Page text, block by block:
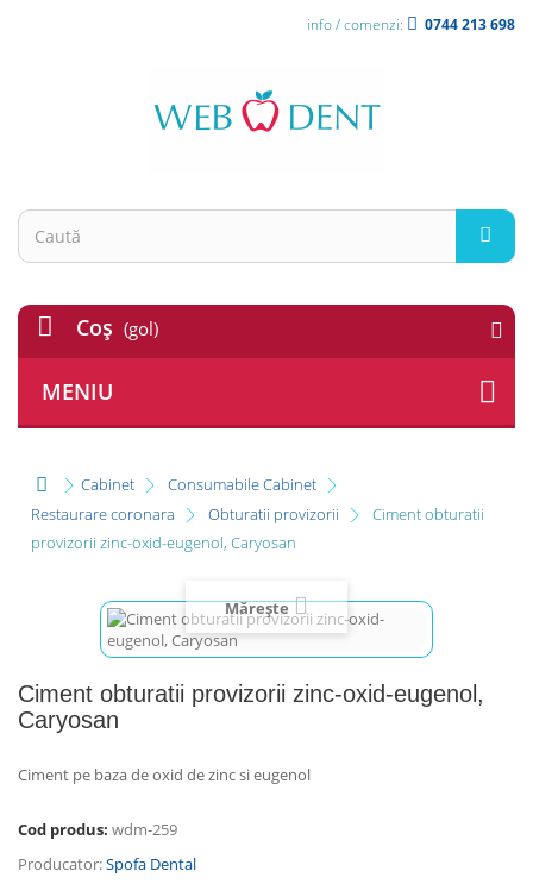
info / comenzi: 0744 213 698
Coş (gol)
MENIU
Cabinet
Consumabile Cabinet
Restaurare coronara
Obturatii provizorii
Ciment obturatii
provizorii zinc-oxid-eugenol, Caryosan
Mărește
Ciment obturatii provizorii zinc-oxid-eugenol,
Caryosan
Ciment pe baza de oxid de zinc si eugenol
Cod produs: wdm-259
Producator:Spofa Dental